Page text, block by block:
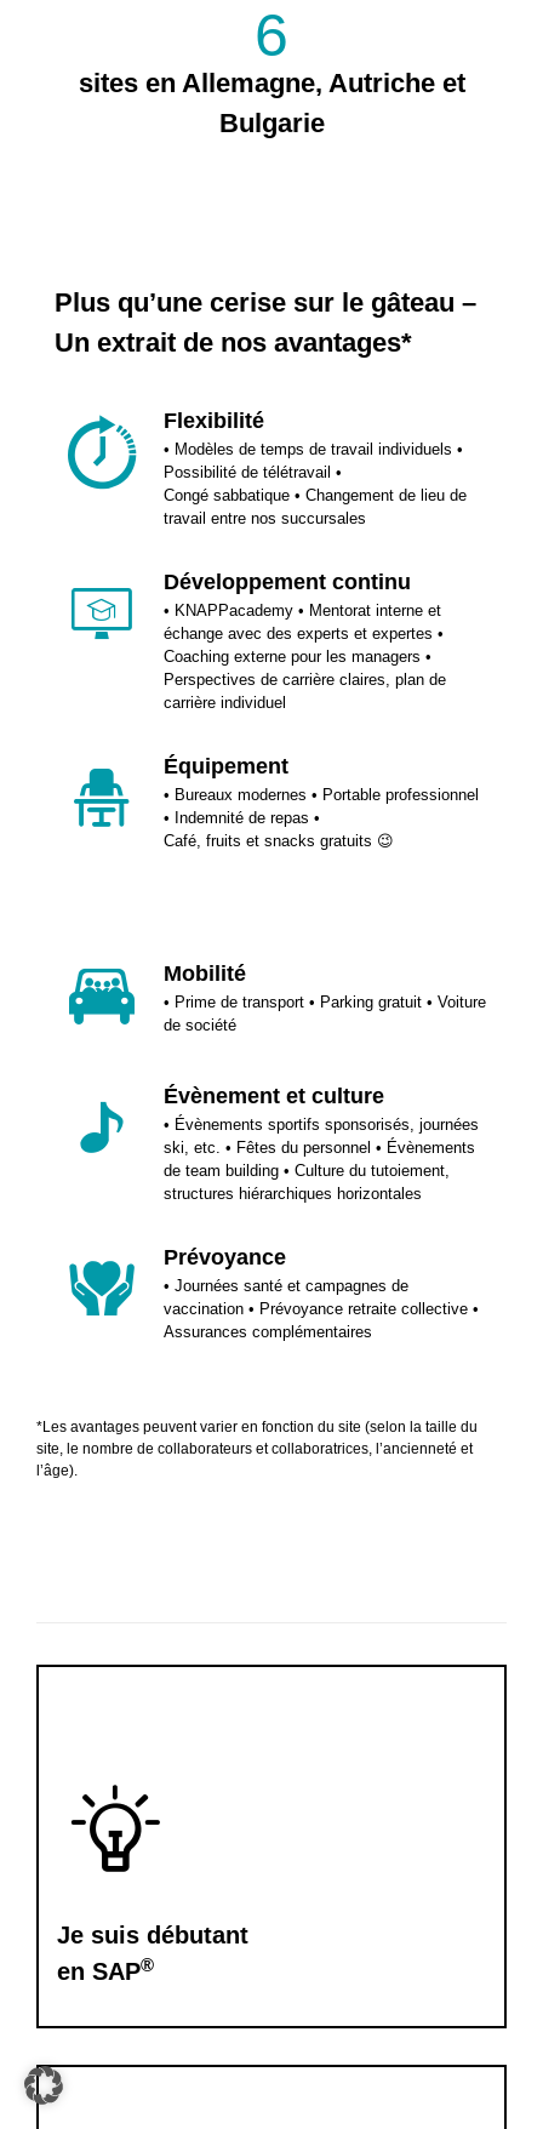
6
sites en Allemagne, Autriche et
Bulgarie
Plus qu’une cerise sur le gâteau –
Un extrait de nos avantages*
Flexibilité
• Modèles de temps de travail individuels •
Possibilité de télétravail •
Congé sabbatique • Changement de lieu de
travail entre nos succursales
Développement continu
• KNAPPacademy • Mentorat interne et
échange avec des experts et expertes •
Coaching externe pour les managers •
Perspectives de carrière claires, plan de
carrière individuel
Équipement
• Bureaux modernes • Portable professionnel
• Indemnité de repas •
Café, fruits et snacks gratuits 😉
Mobilité
• Prime de transport • Parking gratuit • Voiture
de société
Évènement et culture
• Évènements sportifs sponsorisés, journées
ski, etc. • Fêtes du personnel • Évènements
de team building • Culture du tutoiement,
structures hiérarchiques horizontales
Prévoyance
• Journées santé et campagnes de
vaccination • Prévoyance retraite collective •
Assurances complémentaires
*Les avantages peuvent varier en fonction du site (selon la taille du
site, le nombre de collaborateurs et collaboratrices, l’ancienneté et
l’âge).
Je suis débutant
en SAP®